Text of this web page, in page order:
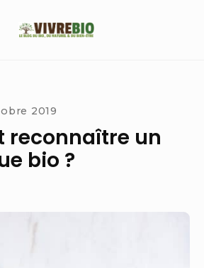
2019
reconnaître un
bio ?